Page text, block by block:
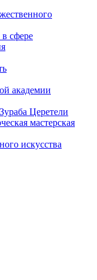
сфере
академии
Церетели
мастерская
искусства